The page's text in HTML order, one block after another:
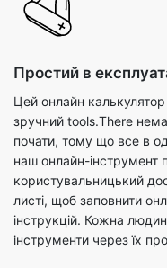
Простий в
Цей онлайн
зручний tools.There
почати, тому що все в
наш онлайн-інструмент
користувальницький
листі, щоб заповнити
інструкцій. Кожна
інструменти через їх